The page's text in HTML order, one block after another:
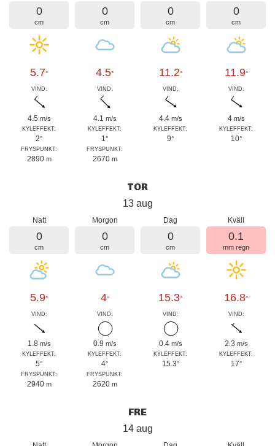
0
cm
5.7°
VIND:
4.5 m/s
KYLEFFEKT:
2°
FRYSPUNKT:
2890 m
0
cm
4.5°
VIND:
4.1 m/s
KYLEFFEKT:
1°
FRYSPUNKT:
2670 m
0
cm
11.2°
VIND:
4.4 m/s
KYLEFFEKT:
9°
0
cm
11.9°
VIND:
4 m/s
KYLEFFEKT:
10°
TOR
13 aug
Natt
0
cm
5.9°
VIND:
1.8 m/s
KYLEFFEKT:
5°
FRYSPUNKT:
2940 m
Morgon
0
cm
4°
VIND:
0.9 m/s
KYLEFFEKT:
4°
FRYSPUNKT:
2620 m
Dag
0
cm
15.3°
VIND:
0.4 m/s
KYLEFFEKT:
15.3°
Kväll
0.1
mm regn
16.8°
VIND:
2.3 m/s
KYLEFFEKT:
17°
FRE
14 aug